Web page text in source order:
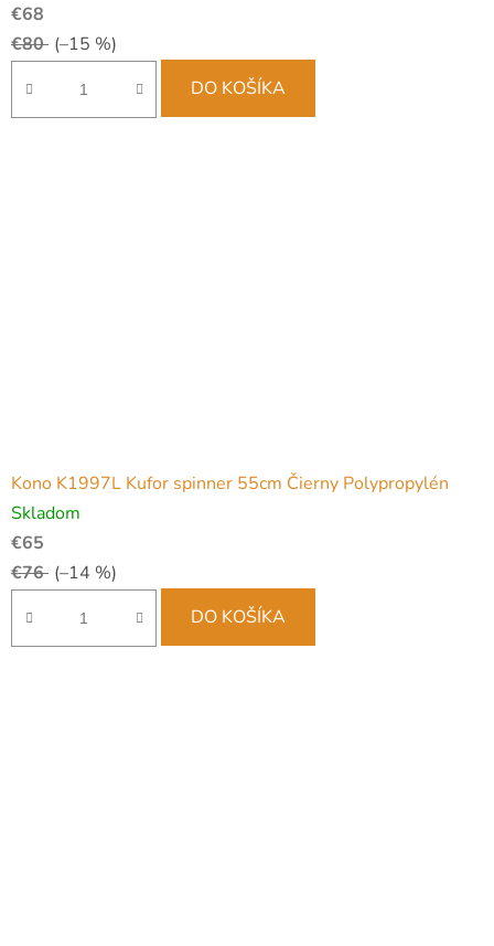
€68
€80 (–15 %)
DO KOŠÍKA
Kono K1997L Kufor spinner 55cm Čierny Polypropylén
Skladom
€65
€76 (–14 %)
DO KOŠÍKA